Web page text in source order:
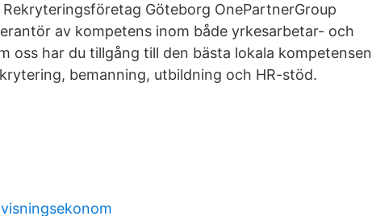
Göteborg OnePartnerGroup
av kompetens inom både yrkesarbetar- och
oss har du tillgång till den bästa lokala kompetensen
bemanning, utbildning och HR-stöd.